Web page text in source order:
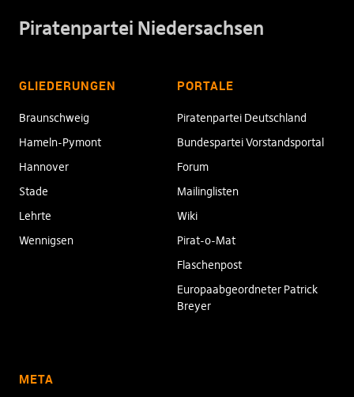
Piratenpartei Niedersachsen
GLIEDERUNGEN
Braunschweig
Hameln-Pymont
Hannover
Stade
Lehrte
Wennigsen
PORTALE
Piratenpartei Deutschland
Bundespartei Vorstandsportal
Forum
Mailinglisten
Wiki
Pirat-o-Mat
Flaschenpost
Europaabgeordneter Patrick
Breyer
META